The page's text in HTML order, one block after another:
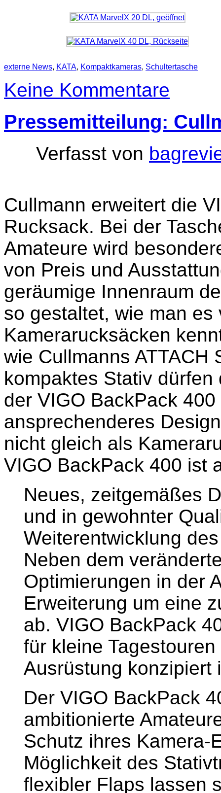
externe News, KATA, Kompaktkameras, Schultertasche
Keine Kommentare
Pressemitteilung:
Verfasst von
Cullmann erweitert die
Rucksack. Bei der
Amateure wird
von Preis und
geräumige Innenraum
so gestaltet, wie man
Kamerarucksäcken
wie Cullmanns ATTACH
kompaktes Stativ
der VIGO BackPack
ansprechenderes
nicht gleich als
VIGO BackPack 400 ist
Neues, zeitgemäßes
und in gewohnter
Weiterentwicklung
Neben dem
Optimierungen in der
Erweiterung um eine
ab. VIGO BackPack
für kleine
Ausrüstung konzipiert
Der VIGO BackPack
ambitionierte
Schutz ihres Kamera-
Möglichkeit des
flexibler Flaps lassen